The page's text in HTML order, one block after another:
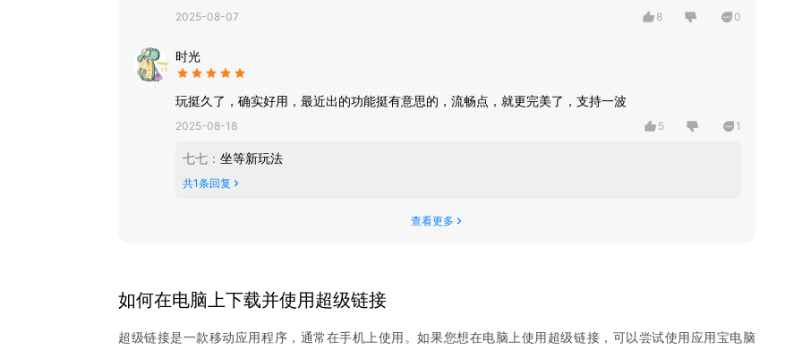
2025-08-07 8 0
时光
玩挺久了，确实好用，最近出的功能挺有意思的，流畅点，就更完美了，支持一波
2025-08-18 5 1
七七 ： 坐等新玩法
共1条回复
查看更多
如何在电脑上下载并使用超级链接
超级链接是一款移动应用程序，通常在手机上使用。如果您想在电脑上使用超级链接 ，可以尝试使用应用宝电脑